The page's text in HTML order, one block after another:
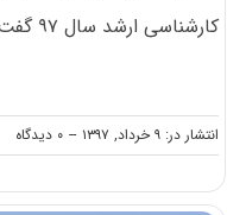
کارشناسی ارشد سال ۹۷ گفت: بیش از ۹۹ درصد [...]
انتشار در: ۹ خرداد, ۱۳۹۷ -- ۰ دیدگاه
on
۹۹